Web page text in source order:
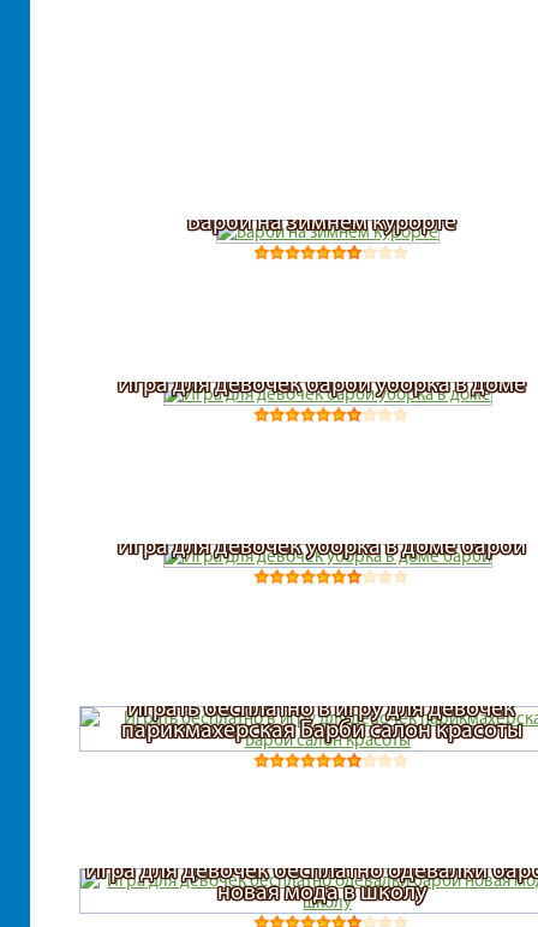
Барби на зимнем курорте
Игра для девочек барби уборка в доме
Игра для девочек уборка в доме барби
Играть бесплатно в игру для девочек
парикмахерская Барби салон красоты
Игра для девочек бесплатно одевалки
новая мода в школу